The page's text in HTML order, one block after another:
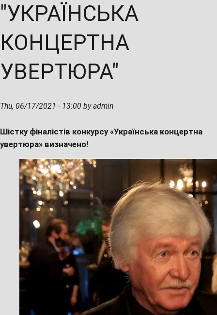
"УКРАЇНСЬКА
КОНЦЕРТНА
УВЕРТЮРА"
Thu, 06/17/2021 - 13:00 by admin
Шістку фіналістів конкурсу «Українська концертна
увертюра» визначено!